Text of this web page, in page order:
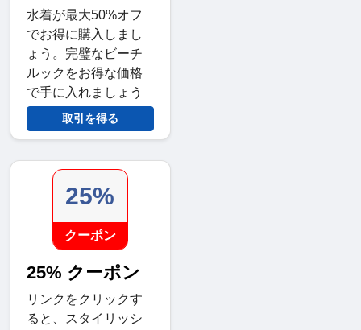
水着が最大50%オフ
でお得に購入しまし
ょう。完璧なビーチ
ルックをお得な価格
で手に入れましょう
取引を得る
25%
クーポン
25% クーポン
リンクをクリックす
ると、スタイリッシ